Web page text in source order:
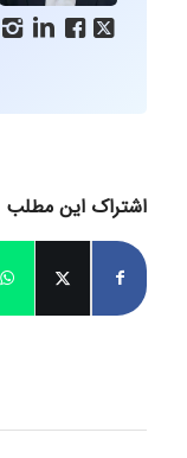
   
اشتراک این مطلب